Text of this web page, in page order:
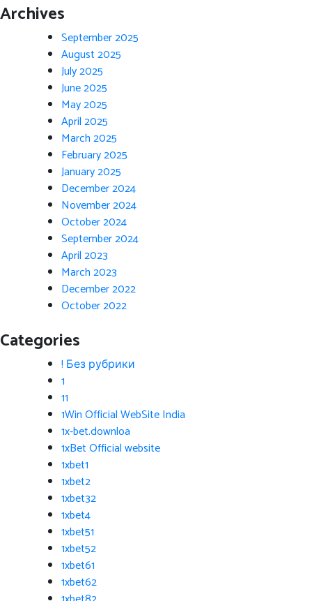
Archives
September 2025
August 2025
July 2025
June 2025
May 2025
April 2025
March 2025
February 2025
January 2025
December 2024
November 2024
October 2024
September 2024
April 2023
March 2023
December 2022
October 2022
Categories
! Без рубрики
1
11
1Win Official WebSite India
1x-bet.downloa
1xBet Official website
1xbet1
1xbet2
1xbet32
1xbet4
1xbet51
1xbet52
1xbet61
1xbet62